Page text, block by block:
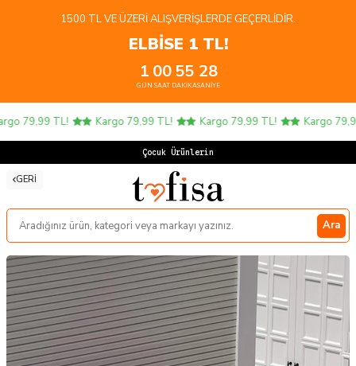
1500 TL VE ÜZERI ALIŞVERIŞLERDE GEÇERLIDIR.
ELBİSE 1 TL!
1
GÜN
00
SAAT
55
DAKIKA
28
SANIYE
79,99 TL! Kargo 79,99 TL! Kargo 79,99 TL! Kargo 79,99
Çocuk Ürünlerinde
GERI
Ara